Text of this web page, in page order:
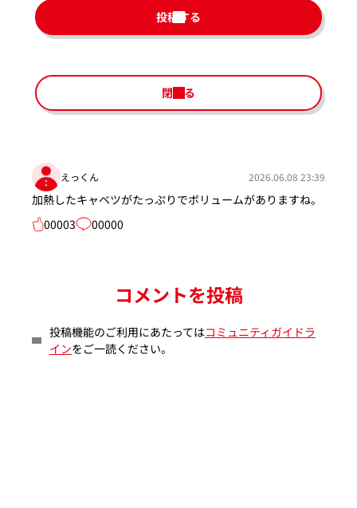
投稿する
閉じる
えっくん 2026.06.08 23:39
加熱したキャベツがたっぷりでボリュームがありますね。
00003
00000
コメントを投稿
投稿機能のご利用にあたってはコミュニティガイドラ
インをご一読ください。